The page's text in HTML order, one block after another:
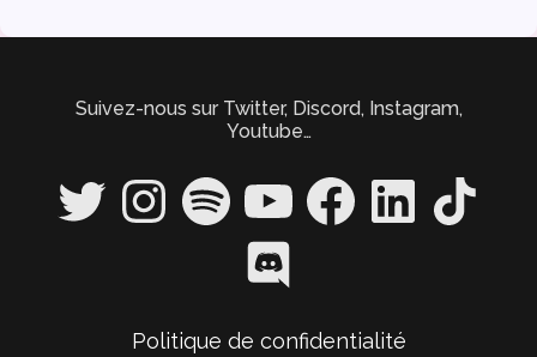
Suivez-nous sur Twitter, Discord, Instagram,
Youtube…
Twitter InstagramSpotify YouTube FacebookLinkedIn TikTok
Discord
Politique de confidentialité